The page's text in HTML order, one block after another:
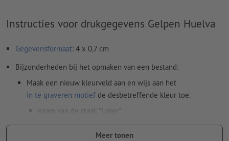
Instructies voor drukgegevens Gelpen Huelva
Gegevensformaat: 4 x 0,7 cm
Bijzonderheden bij het opmaken van een bestand:
Maak een nieuw kleurveld aan en wijs aan het
in te graveren motief de desbetreffende kleur toe.
naam van de staal: "Laser"
Meer tonen